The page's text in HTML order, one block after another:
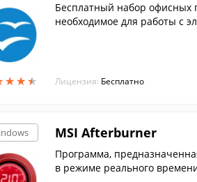
★★★
★★★
Бесплатный набор офисных
необходимое для работы с
Лицензия: Бесплатно
MSI Afterburner
Программа,
в режиме реального